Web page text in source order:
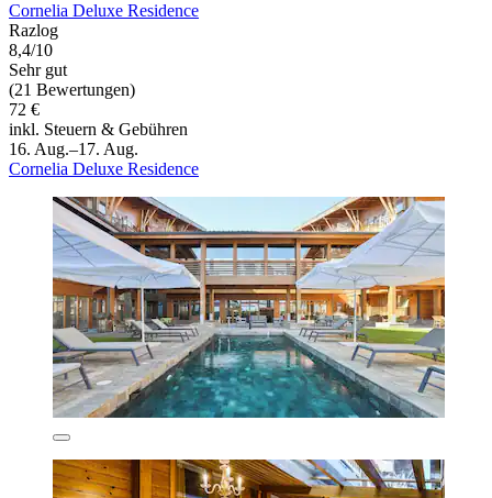
Cornelia Deluxe Residence
Razlog
8,4/10
Sehr gut
(21 Bewertungen)
72 €
inkl. Steuern & Gebühren
16. Aug.–17. Aug.
Cornelia Deluxe Residence